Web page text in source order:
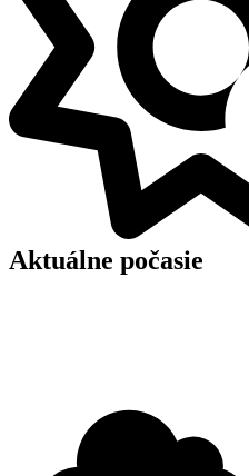
Aktuálne počasie